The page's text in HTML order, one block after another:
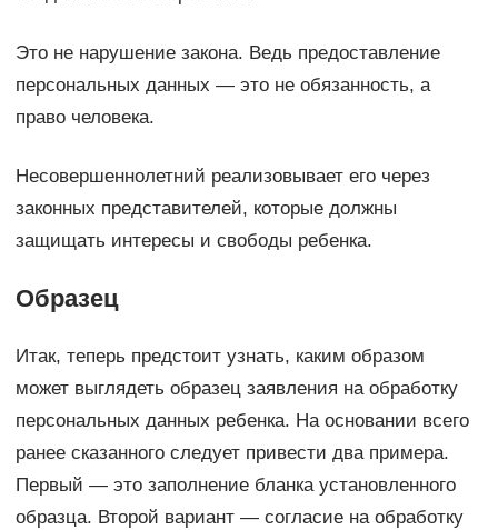
Это не нарушение закона. Ведь предоставление
персональных данных — это не обязанность, а
право человека.
Несовершеннолетний реализовывает его через
законных представителей, которые должны
защищать интересы и свободы ребенка.
Образец
Итак, теперь предстоит узнать, каким образом
может выглядеть образец заявления на обработку
персональных данных ребенка. На основании всего
ранее сказанного следует привести два примера.
Первый — это заполнение бланка установленного
образца. Второй вариант — согласие на обработку